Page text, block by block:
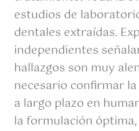
estudios de
dentales extraídas.
independientes
hallazgos son muy
necesario confirmar
a largo plazo en
la formulación